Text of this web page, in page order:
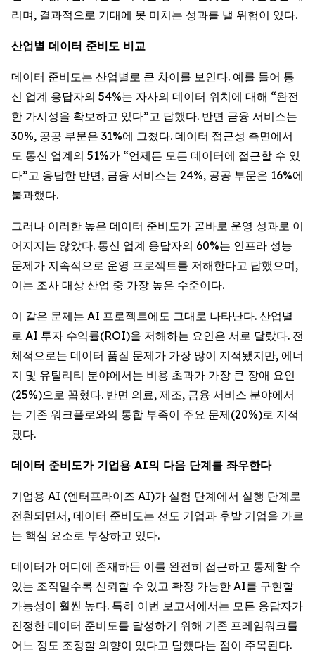
리며, 결과적으로 기대에 못 미치는 성과를 낼 위험이 있다.
산업별 데이터 준비도 비교
데이터 준비도는 산업별로 큰 차이를 보인다. 예를 들어 통
신 업계 응답자의 54%는 자사의 데이터 위치에 대해 “완전
한 가시성을 확보하고 있다”고 답했다. 반면 금융 서비스는
30%, 공공 부문은 31%에 그쳤다. 데이터 접근성 측면에서
도 통신 업계의 51%가 “언제든 모든 데이터에 접근할 수 있
다”고 응답한 반면, 금융 서비스는 24%, 공공 부문은 16%에
불과했다.
그러나 이러한 높은 데이터 준비도가 곧바로 운영 성과로 이
어지지는 않았다. 통신 업계 응답자의 60%는 인프라 성능
문제가 지속적으로 운영 프로젝트를 저해한다고 답했으며,
이는 조사 대상 산업 중 가장 높은 수준이다.
이 같은 문제는 AI 프로젝트에도 그대로 나타난다. 산업별
로 AI 투자 수익률(ROI)을 저해하는 요인은 서로 달랐다. 전
체적으로는 데이터 품질 문제가 가장 많이 지적됐지만, 에너
지 및 유틸리티 분야에서는 비용 초과가 가장 큰 장애 요인
(25%)으로 꼽혔다. 반면 의료, 제조, 금융 서비스 분야에서
는 기존 워크플로와의 통합 부족이 주요 문제(20%)로 지적
됐다.
데이터 준비도가 기업용 AI의 다음 단계를 좌우한다
기업용 AI (엔터프라이즈 AI)가 실험 단계에서 실행 단계로
전환되면서, 데이터 준비도는 선도 기업과 후발 기업을 가르
는 핵심 요소로 부상하고 있다.
데이터가 어디에 존재하든 이를 완전히 접근하고 통제할 수
있는 조직일수록 신뢰할 수 있고 확장 가능한 AI를 구현할
가능성이 훨씬 높다. 특히 이번 보고서에서는 모든 응답자가
진정한 데이터 준비도를 달성하기 위해 기존 프레임워크를
어느 정도 조정할 의향이 있다고 답했다는 점이 주목된다.